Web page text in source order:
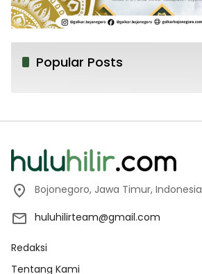
Popular Posts
Bojonegoro, Jawa Timur, Indonesia
huluhilirteam@gmail.com
Redaksi
Tentang Kami